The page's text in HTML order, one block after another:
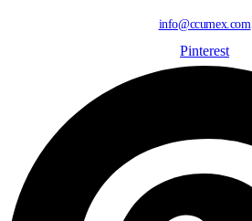
info@ccumex.com
Pinterest